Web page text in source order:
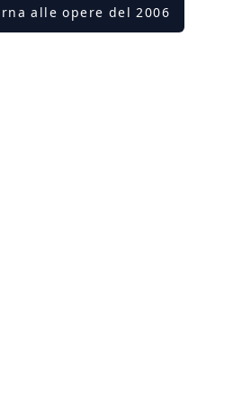
alle opere del 2006